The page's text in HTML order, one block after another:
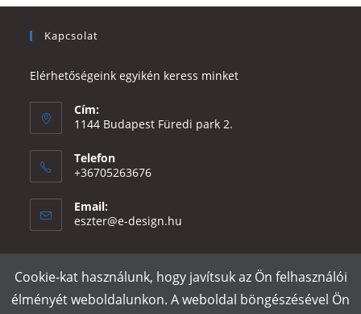
Kapcsolat
Elérhetőségeink egyikén keress minket
Cím:
1144 Budapest Füredi park 2.
Telefon
+36705263676
Email:
eszter@e-design.hu
Rólunk Szállítás és fizetés Adatvédelmi tájékoztató
ÁSZF
Cookie-kat használunk, hogy javítsuk az Ön felhasználói
élményét weboldalunkon. A weboldal böngészésével Ön